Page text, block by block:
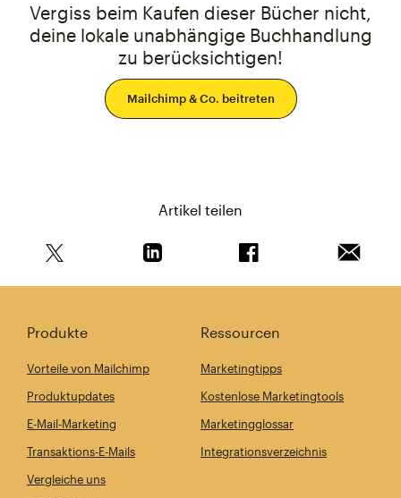
Vergiss beim Kaufen dieser Bücher nicht,
deine lokale unabhängige Buchhandlung
zu berücksichtigen!
Mailchimp & Co. beitreten
Artikel teilen
Produkte
Vorteile von Mailchimp
Produktupdates
E-Mail-Marketing
Transaktions-E-Mails
Vergleiche uns
Ressourcen
Marketingtipps
Kostenlose Marketingtools
Marketingglossar
Integrationsverzeichnis